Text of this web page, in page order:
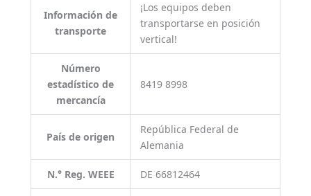
Información de
transporte
¡Los equipos deben
transportarse en posición
vertical!
Número
estadístico de
mercancía
8419 8998
País de origen
República Federal de
Alemania
N.° Reg. WEEE DE 66812464